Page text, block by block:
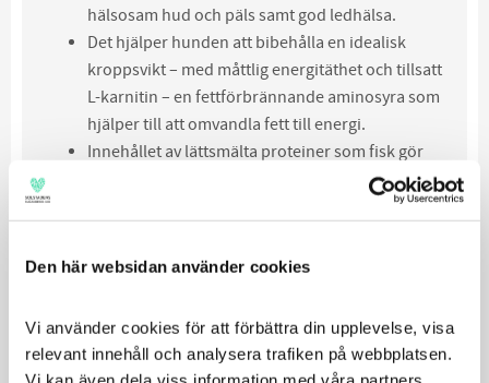
Den här websidan använder cookies
Vi använder cookies för att förbättra din upplevelse, visa
relevant innehåll och analysera trafiken på webbplatsen.
hälsosam hud och päls samt god ledhälsa.
Det hjälper hunden att bibehålla en idealisk
kroppsvikt – med måttlig energitäthet och tillsatt
L-karnitin – en fettförbrännande aminosyra som
hjälper till att omvandla fett till energi.
Innehållet av lättsmälta proteiner som fisk gör
att äldre hundar kan smälta fodret även om de
har ett mindre effektivt matsmältningssystem.
en hälsosam matsmältning.
Tillsatta betaglukaner från jäst stödjer
immunsystemet.